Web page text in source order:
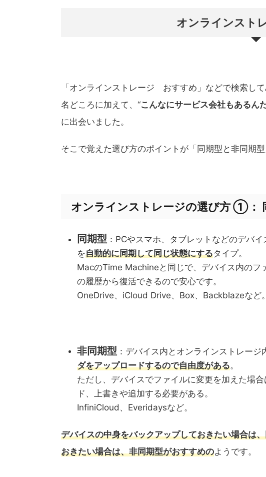
オンラインスト
「オンラインストレージ おすすめ」などで検索し
名どころに加えて、“こんなにサービス会社もあるん
に出会いました。
そこで覚えた選び方のポイントが「同期型と非同期型
オンラインストレージの選び方 ①：
同期型 ：PCやスマホ、タブレットなどのデバ
を自動的に同期して同じ状態にするタイプ。
MacのTime Machineと同じで、デバイス内のフ
の履歴から復活できるので安心です。
OneDrive、iCloud Drive、Box、Backblazeなど。
非同期型 ：デバイス内とオンラインストレージ
ダをアップロードするので自由度がある。
ただし、デバイスでファイルに変更を加えた場
ド、上書きや追加する必要がある。
InfiniCloud、Everidaysなど。
デバイスの中身をバックアップしておきたい場合は
おきたい場合は、非同期型がおすすめのようです。